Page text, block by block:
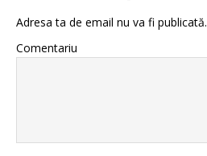
Adresa ta de email nu va fi publicată.
Comentariu